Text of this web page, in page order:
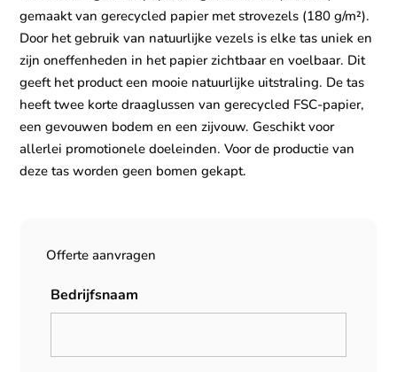
gemaakt van gerecycled papier met strovezels (180 g/m²).
Door het gebruik van natuurlijke vezels is elke tas uniek en
zijn oneffenheden in het papier zichtbaar en voelbaar. Dit
geeft het product een mooie natuurlijke uitstraling. De tas
heeft twee korte draaglussen van gerecycled FSC-papier,
een gevouwen bodem en een zijvouw. Geschikt voor
allerlei promotionele doeleinden. Voor de productie van
deze tas worden geen bomen gekapt.
Offerte aanvragen
Bedrijfsnaam